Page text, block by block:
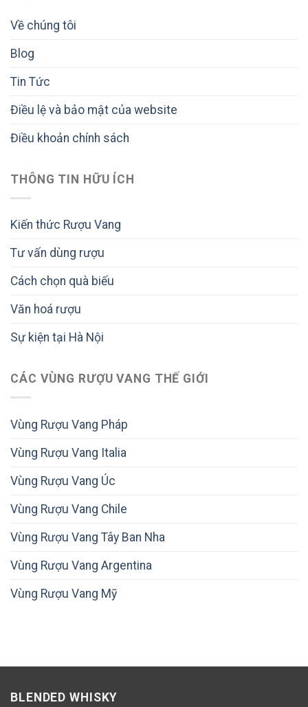
Về chúng tôi
Blog
Tin Tức
Điều lệ và bảo mật của website
Điều khoản chính sách
THÔNG TIN HỮU ÍCH
Kiến thức Rượu Vang
Tư vấn dùng rượu
Cách chọn quà biếu
Văn hoá rượu
Sự kiện tại Hà Nội
CÁC VÙNG RƯỢU VANG THẾ GIỚI
Vùng Rượu Vang Pháp
Vùng Rượu Vang Italia
Vùng Rượu Vang Úc
Vùng Rượu Vang Chile
Vùng Rượu Vang Tây Ban Nha
Vùng Rượu Vang Argentina
Vùng Rượu Vang Mỹ
BLENDED WHISKY